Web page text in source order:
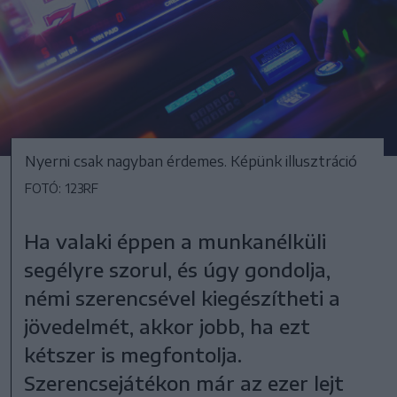
Nyerni csak nagyban érdemes. Képünk illusztráció
FOTÓ: 123RF
Ha valaki éppen a munkanélküli
segélyre szorul, és úgy gondolja,
némi szerencsével kiegészítheti a
jövedelmét, akkor jobb, ha ezt
kétszer is megfontolja.
Szerencsejátékon már az ezer lejt